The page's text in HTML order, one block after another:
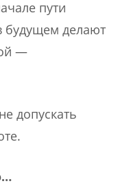
пути
будущем делают
—
допускать